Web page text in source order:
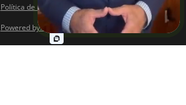
Política de Privacidad
Powered by: 6point Digital